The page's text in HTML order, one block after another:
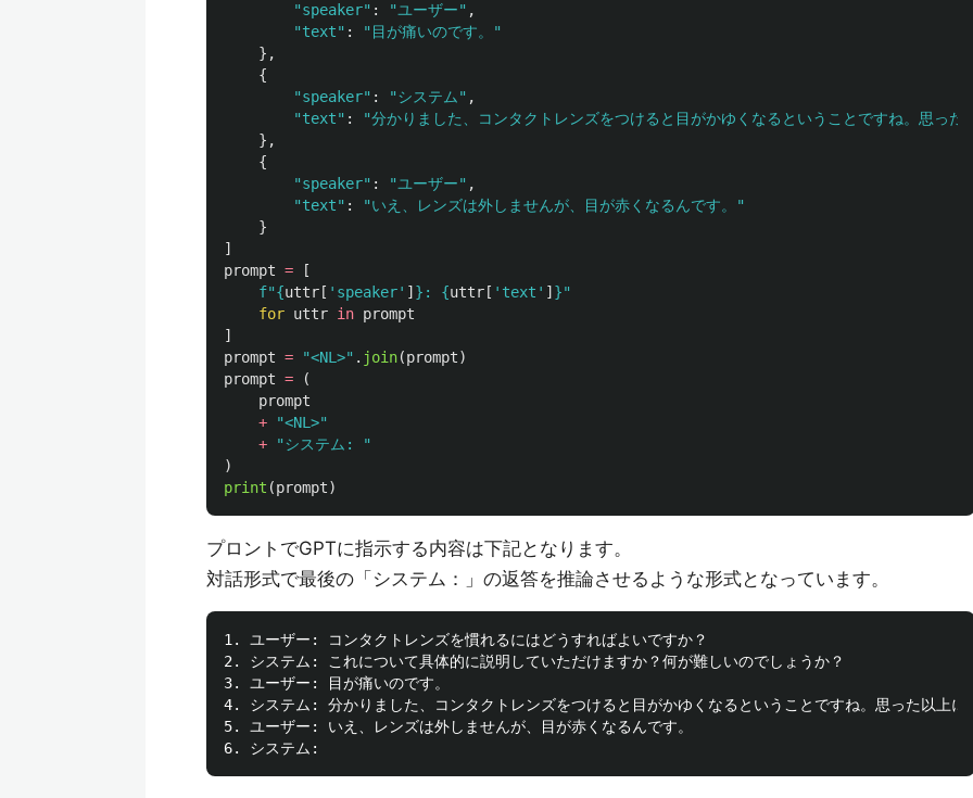
"speaker" : "ユーザー" ,
"text" : " 目が痛いのです。
"
},
{
"speaker" : "システム " ,
"text" : "分かりました、コンタクトレンズをつけると目がかゆくなるということですね。思った
},
{
"speaker" : "ユーザー" ,
"text" : "いえ、レンズは外しませんが、目が赤くなるんです。
"
}
]
prompt =
[
f"{uttr [ ' speaker' ] } : {uttr [ ' text ' ] }"
for uttr in prompt
]
prompt = "<NL>" . join(prompt)
prompt =
(
prompt
+
"<NL>"
+
"システム:
"
)
print (prompt)
プロントでGPTに指示する内容は下記となります。
対話形式で最後の「システム：」の返答を推論させるような形式となっています。
1. ユーザー: コンタクトレンズを慣れるにはどうすればよいですか？
2. システム: これについて具体的に説明していただけますか？何が難しいのでしょうか？
3. ユーザー: 目が痛いのです。
4. システム: 分かりました、コンタクトレンズをつけると目がかゆくなるということですね。思った以上に
5. ユーザー: いえ、レンズは外しませんが、目が赤くなるんです。